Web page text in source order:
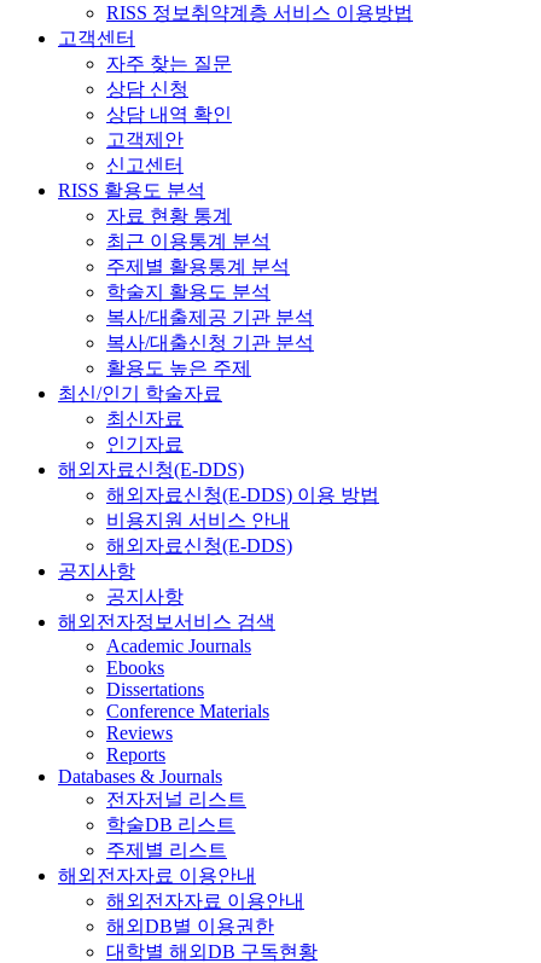
RISS 정보취약계층 서비스 이용방법
고객센터
자주 찾는 질문
상담 신청
상담 내역 확인
고객제안
신고센터
RISS 활용도 분석
자료 현황 통계
최근 이용통계 분석
주제별 활용통계 분석
학술지 활용도 분석
복사/대출제공 기관 분석
복사/대출신청 기관 분석
활용도 높은 주제
최신/인기 학술자료
최신자료
인기자료
해외자료신청(E-DDS)
해외자료신청(E-DDS) 이용 방법
비용지원 서비스 안내
해외자료신청(E-DDS)
공지사항
공지사항
해외전자정보서비스 검색
Academic Journals
Ebooks
Dissertations
Conference Materials
Reviews
Reports
Databases & Journals
전자저널 리스트
학술DB 리스트
주제별 리스트
해외전자자료 이용안내
해외전자자료 이용안내
해외DB별 이용권한
대학별 해외DB 구독현황